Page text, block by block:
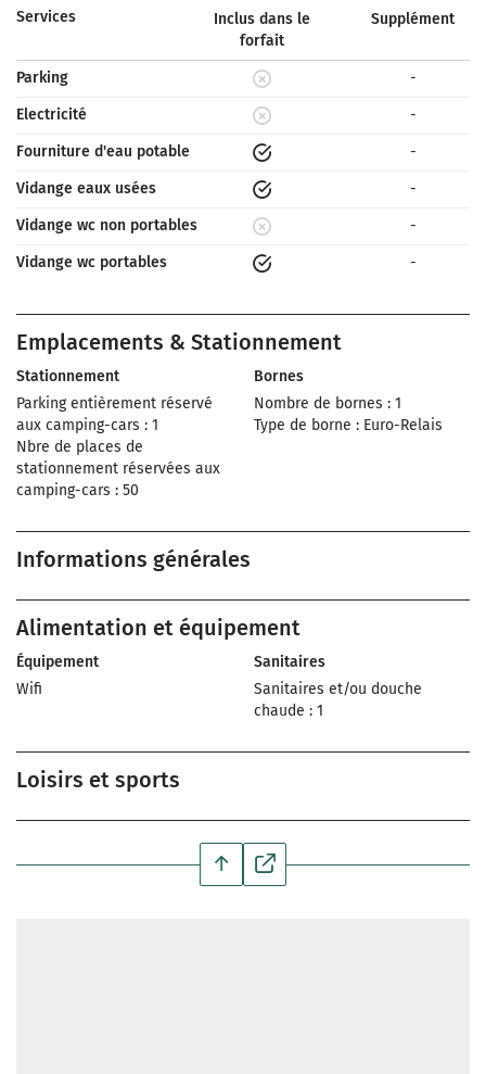
Services
Inclus dans le
forfait
Supplément
Parking
-
Electricité
-
Fourniture d'eau potable
-
Vidange eaux usées
-
Vidange wc non portables
-
Vidange wc portables
-
Emplacements & Stationnement
Stationnement
Parking entièrement réservé
aux camping-cars : 1
Nbre de places de
stationnement réservées aux
camping-cars : 50
Bornes
Nombre de bornes : 1
Type de borne : Euro-Relais
Informations générales
Alimentation et équipement
Équipement
Wifi
Sanitaires
Sanitaires et/ou douche
chaude : 1
Loisirs et sports